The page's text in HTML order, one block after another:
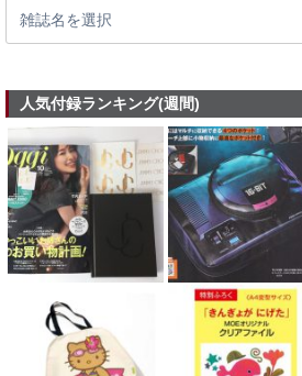
人気付録ランキング(週間)